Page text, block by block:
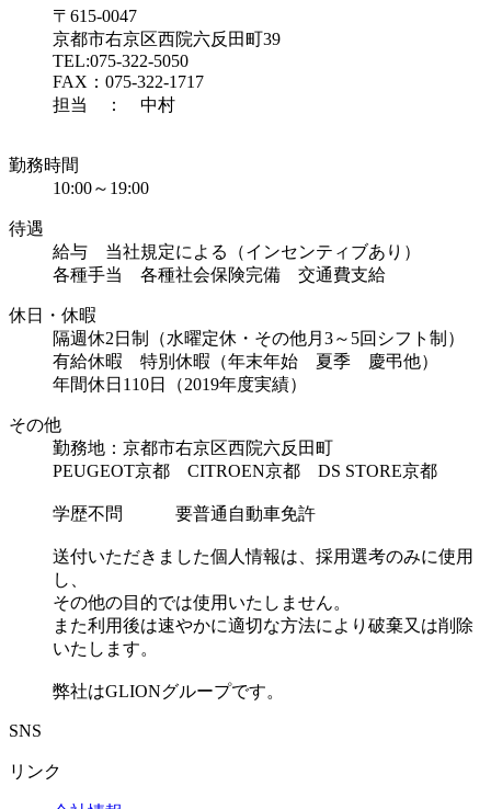
〒615-0047
京都市右京区西院六反田町39
TEL:075-322-5050
FAX：075-322-1717
担当 ： 中村
勤務時間
10:00～19:00
待遇
給与 当社規定による（インセンティブあり）
各種手当 各種社会保険完備 交通費支給
休日・休暇
隔週休2日制（水曜定休・その他月3～5回シフト制）
有給休暇 特別休暇（年末年始 夏季 慶弔他）
年間休日110日（2019年度実績）
その他
勤務地：京都市右京区西院六反田町
PEUGEOT京都 CITROEN京都 DS STORE京都
学歴不問 要普通自動車免許
送付いただきました個人情報は、採用選考のみに使用
し、
その他の目的では使用いたしません。
また利用後は速やかに適切な方法により破棄又は削除
いたします。
弊社はGLIONグループです。
SNS
リンク